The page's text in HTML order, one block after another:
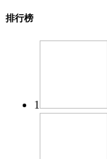
排行榜
1